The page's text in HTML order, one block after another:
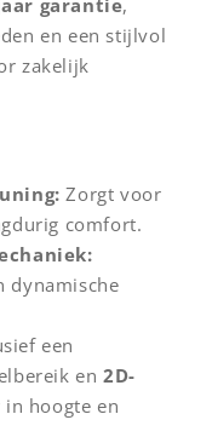
garantie,
en een stijlvol
zakelijk
Zorgt voor
comfort.
dynamische
een
en2D-
in hoogte en